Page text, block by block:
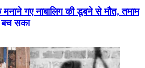
गए नाबालिग की डूबने से मौत, तमाम
बच सका